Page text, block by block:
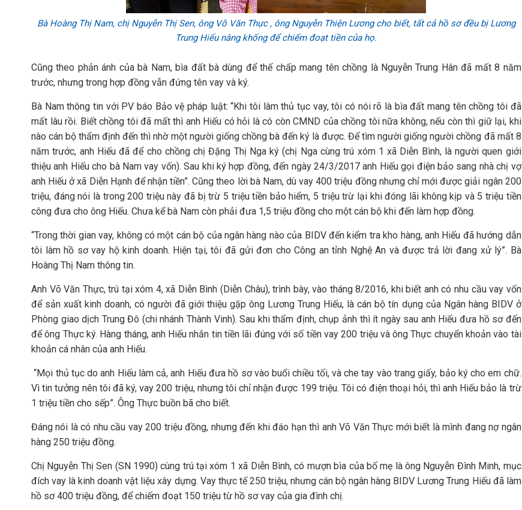
Bà Hoàng Thị Nam, chị Nguyễn Thị Sen, ông Võ Văn Thực , ông Nguyễn Thiện Lương cho biết, tất cả hồ sơ đều bị Lương
Trung Hiếu nâng khống để chiếm đoạt tiền của họ.
Cũng theo phản ánh của bà Nam, bìa đất bà dùng để thế chấp mang tên chồng là Nguyễn Trung Hân đã mất 8 năm
trước, nhưng trong hợp đồng vẫn đứng tên vay và ký.
Bà Nam thông tin với PV báo Bảo vệ pháp luật: “Khi tôi làm thủ tục vay, tôi có nói rõ là bìa đất mang tên chồng tôi đã
mất lâu rồi. Biết chồng tôi đã mất thì anh Hiếu có hỏi là có còn CMND của chồng tôi nữa không, nếu còn thì giữ lại, khi
nào cán bộ thẩm định đến thì nhờ một người giống chồng bà đến ký là được. Để tìm người giống người chồng đã mất 8
năm trước, anh Hiếu đã để cho chồng chị Đặng Thị Nga ký (chị Nga cùng trú xóm 1 xã Diễn Bình, là người quen giới
thiệu anh Hiếu cho bà Nam vay vốn). Sau khi ký hợp đồng, đến ngày 24/3/2017 anh Hiếu gọi điện bảo sang nhà chị vợ
anh Hiếu ở xã Diễn Hạnh để nhận tiền”. Cũng theo lời bà Nam, dù vay 400 triệu đồng nhưng chỉ mới được giải ngân 200
triệu, đáng nói là trong 200 triệu này đã bị trừ 5 triệu tiền bảo hiểm, 5 triệu trừ lại khi đóng lãi không kịp và 5 triệu tiền
công đưa cho ông Hiếu. Chưa kể bà Nam còn phải đưa 1,5 triệu đồng cho một cán bộ khi đến làm hợp đồng.
“Trong thời gian vay, không có một cán bộ của ngân hàng nào của BIDV đến kiểm tra kho hàng, anh Hiếu đã hướng dẫn
tôi làm hồ sơ vay hộ kinh doanh. Hiện tại, tôi đã gửi đơn cho Công an tỉnh Nghệ An và được trả lời đang xử lý”. Bà
Hoàng Thị Nam thông tin.
Anh Võ Văn Thực, trú tại xóm 4, xã Diễn Bình (Diễn Châu), trình bày, vào tháng 8/2016, khi biết anh có nhu cầu vay vốn
để sản xuất kinh doanh, có người đã giới thiệu gặp ông Lương Trung Hiếu, là cán bộ tín dụng của Ngân hàng BIDV ở
Phòng giao dịch Trung Đô (chi nhánh Thành Vinh). Sau khi thẩm định, chụp ảnh thì ít ngày sau anh Hiếu đưa hồ sơ đến
để ông Thực ký. Hàng tháng, anh Hiếu nhắn tin tiền lãi đúng với số tiền vay 200 triệu và ông Thực chuyển khoản vào tài
khoản cá nhân của anh Hiếu.
“Mọi thủ tục do anh Hiếu làm cả, anh Hiếu đưa hồ sơ vào buổi chiều tối, và che tay vào trang giấy, bảo ký cho em chữ.
Vì tin tưởng nên tôi đã ký, vay 200 triệu, nhưng tôi chỉ nhận được 199 triệu. Tôi có điện thoại hỏi, thì anh Hiếu bảo là trừ
1 triệu tiền cho sếp”. Ông Thực buồn bã cho biết.
Đáng nói là có nhu cầu vay 200 triệu đồng, nhưng đến khi đáo hạn thì anh Võ Văn Thực mới biết là mình đang nợ ngân
hàng 250 triệu đồng.
Chị Nguyễn Thị Sen (SN 1990) cùng trú tại xóm 1 xã Diễn Bình, có mượn bìa của bố mẹ là ông Nguyễn Đình Minh, mục
đích vay là kinh doanh vật liệu xây dựng. Vay thực tế 250 triệu, nhưng cán bộ ngân hàng BIDV Lương Trung Hiếu đã làm
hồ sơ 400 triệu đồng, để chiếm đoạt 150 triệu từ hồ sơ vay của gia đình chị.